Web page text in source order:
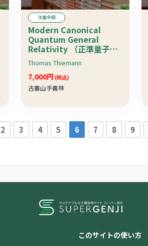
洋書全般
Modern Canonical
Quantum General
Relativity （正準量子論
的一般相対性理論）：
Cambridge
Monographs on
Mathematical Physics
Thomas Thiemann
7,000円 (税込)
古書山手書林
2 3 4 5 6 7 8 9
このサイトの使い方